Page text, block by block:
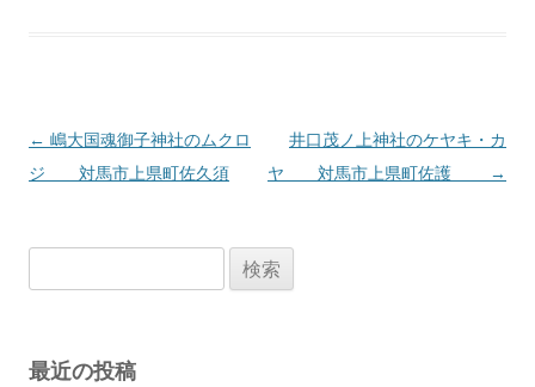
投
稿
ョ
← 嶋大国魂御子神社のムクロ
ジ 対馬市上県町佐久須
井口茂ノ上神社のケヤキ・カ
ヤ 対馬市上県町佐護
→
索:
最近の投稿